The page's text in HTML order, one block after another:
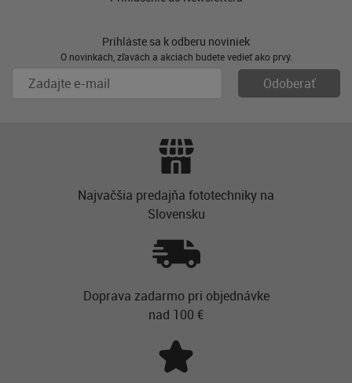
Prihláste sa k odberu noviniek
O novinkách, zľavách a akciách budete vedieť ako prvý.
Najvačšia predajňa fototechniky na
Slovensku
Doprava zadarmo pri objednávke
nad 100 €